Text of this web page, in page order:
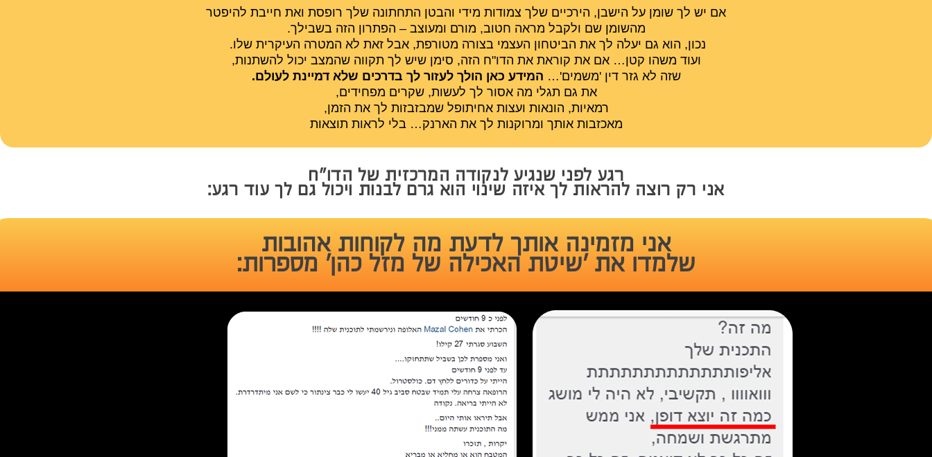
אם יש לך שומן על הישבן, הירכיים שלך צמודות מידי והבטן התחתונה שלך רופסת ואת חייבת להיפטר
מהשומן שם ​ולקבל מראה חטוב, מורם ומעוצב – הפתרון הזה בשבילך.
​נכון, הוא גם יעלה לך את הביטחון העצמי בצורה מטורפת, אבל זאת לא המטרה העיקרית שלו. ​
ועוד משהו קטן… אם את קוראת את הדו"ח הזה, סימן שיש לך תקווה שהמצב יכול להשתנות,
​שזה לא גזר דין 'משמים'… ​ המידע כאן הולך לעזור לך בדרכים שלא דמיינת לעולם.
​​את גם תגלי מה אסור לך לעשות, שקרים מפחידים,
רמאיות, ​הונאות ועצות אחיתופל שמבזבזות לך את הזמן,
​מאכזבות אותך ומרוקנות לך את הארנק… בלי לראות תוצאות
רגע לפני שנגיע לנקודה המרכזית של הדו״ח
​אני רק רוצה להראות לך איזה שינוי הוא גרם לבנות ויכול גם לך עוד רגע:
אני מזמינה אותך לדעת מה לקוחות אהובות
שלמדו את 'שיטת האכילה של מזל כהן' מספרות: